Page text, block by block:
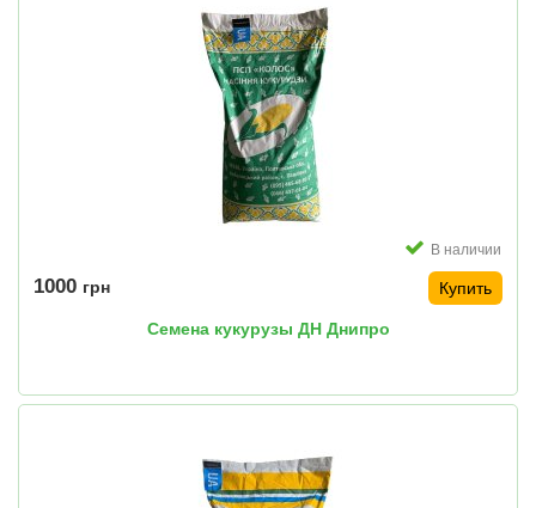
В наличии
1000 грн Купить
Семена кукурузы ДН Днипро